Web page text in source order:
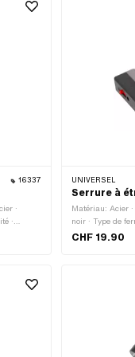
16337
·
·
totale:
UNIVERSEL
Serrure à
Matériau: Acier
noir · Type de
entre les deux:
CHF 19.90